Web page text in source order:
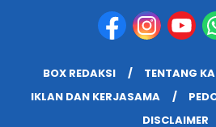
BOX REDAKSI TENTANG
IKLAN DAN KERJASAMA
DISCLAIMER